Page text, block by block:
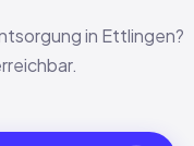
in Ettlingen?